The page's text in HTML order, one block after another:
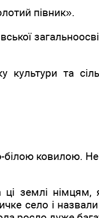
півник».
та
білою ковилою.
землі німцям,
село і